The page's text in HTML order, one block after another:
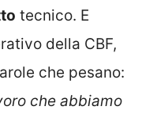
tecnico. E
della CBF,
che pesano:
che abbiamo